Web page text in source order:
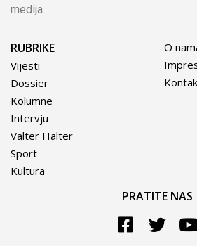
medija.
RUBRIKE
Vijesti
Dossier
Kolumne
Intervju
Valter Halter
Sport
Kultura
O
PRATITE NAS